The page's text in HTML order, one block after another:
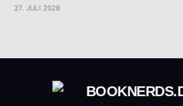
27. JULI 2026